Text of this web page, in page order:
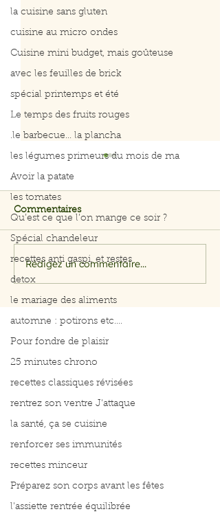
la cuisine sans gluten
cuisine au micro ondes
Cuisine mini budget, mais goûteuse
avec les feuilles de brick
spécial printemps et été
Le temps des fruits rouges
.le barbecue... la plancha
les légumes primeurs du mois de ma
Avoir la patate
les tomates
Qu’est ce que l’on mange ce soir ?
Spécial chandeleur
recettes anti gaspi, et restes
detox
le mariage des aliments
automne : potirons etc....
Pour fondre de plaisir
25 minutes chrono
recettes classiques révisées
rentrez son ventre J'attaque
la santé, ça se cuisine
renforcer ses immunités
recettes minceur
Préparez son corps avant les fêtes
l'assiette rentrée équilibrée
Salade rapide d’avocat,
pomme et crevettes
Commentaires
Rédigez un commentaire...